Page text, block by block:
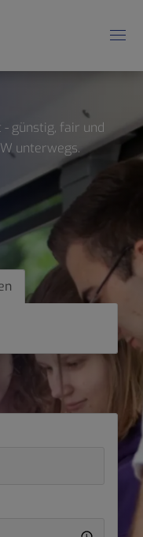
- günstig, fair und
unterwegs.